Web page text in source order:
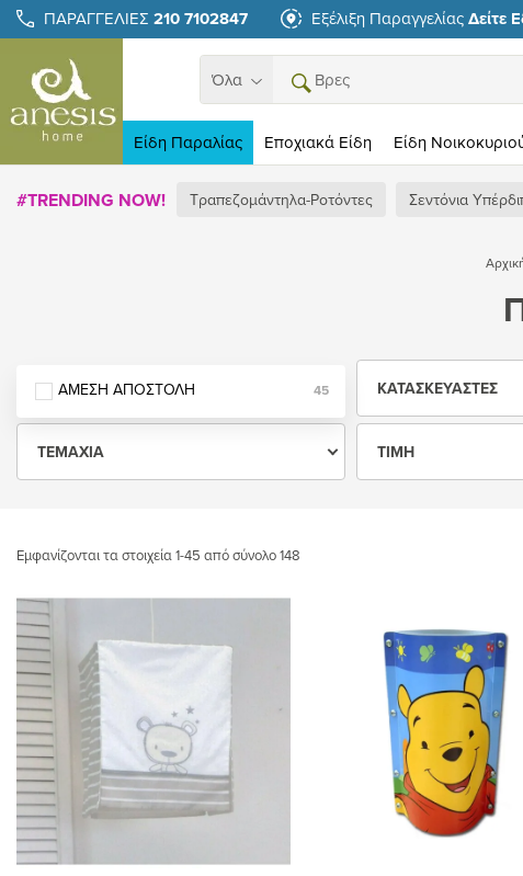
ΠΑΡΑΓΓΕΛΙΕΣ210 7102847 Εξέλιξη ΠαραγγελίαςΔείτε
Όλα
Search
Βρες αυτό που ταιριάζ
Είδη Παραλίας Εποχιακά Eίδη Είδη
#TRENDING NOW! Τραπεζομάντηλα-Ροτόντες Σεντόνια
ΆΜΕΣΗ ΑΠΟΣΤΟΛΉ 45 ΚΑΤΑΣΚΕΥΑΣΤΈΣ
ΤΕΜΆΧΙΑ ΤΙΜΉ
Εμφανίζονται τα στοιχεία 1-45 από σύνολο 148